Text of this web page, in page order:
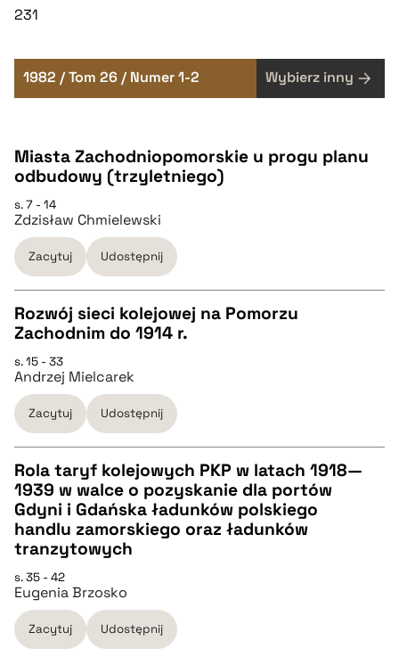
231
1982 / Tom 26 / Numer 1-2 Wybierz inny
Miasta Zachodniopomorskie u progu planu
odbudowy (trzyletniego)
s. 7 - 14
Zdzisław Chmielewski
Zacytuj Udostępnij
pobierz cytat
BIBTEX
pobierz cytat
Rozwój sieci kolejowej na Pomorzu
Zachodnim do 1914 r.
s. 15 - 33
Andrzej Mielcarek
Zacytuj Udostępnij
CZYSTY TEKST
pobierz cytat
BIBTEX
Rola taryf kolejowych PKP w latach 1918—
1939 w walce o pozyskanie dla portów
Gdyni i Gdańska ładunków polskiego
handlu zamorskiego oraz ładunków
tranzytowych
s. 35 - 42
Eugenia Brzosko
Zacytuj Udostępnij